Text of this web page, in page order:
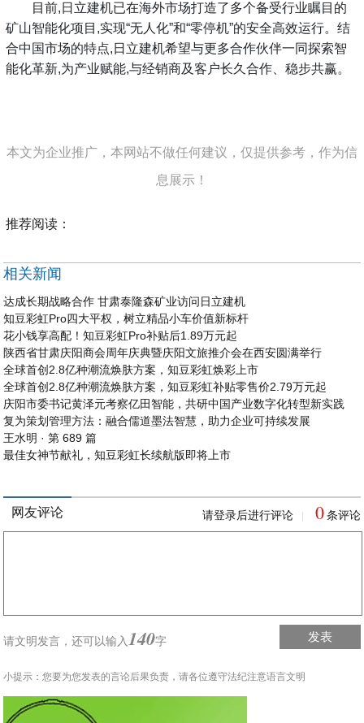
目前,日立建机已在海外市场打造了多个备受行业瞩目的
矿山智能化项目,实现“无人化”和“零停机”的安全高效运行。结
合中国市场的特点,日立建机希望与更多合作伙伴一同探索智
能化革新,为产业赋能,与经销商及客户长久合作、稳步共赢。
本文为企业推广，本网站不做任何建议，仅提供参考，作为信
息展示！
推荐阅读：
相关新闻
达成长期战略合作 甘肃泰隆森矿业访问日立建机
知豆彩虹Pro四大平权，树立精品小车价值新标杆
花小钱享高配！知豆彩虹Pro补贴后1.89万元起
陕西省甘肃庆阳商会周年庆典暨庆阳文旅推介会在西安圆满举行
全球首创2.8亿种潮流焕肤方案，知豆彩虹焕彩上市
全球首创2.8亿种潮流焕肤方案，知豆彩虹补贴零售价2.79万元起
庆阳市委书记黄泽元考察亿田智能，共研中国产业数字化转型新实践
复为策划管理方法：融合儒道墨法智慧，助力企业可持续发展
王水明 · 第 689 篇
最佳女神节献礼，知豆彩虹长续航版即将上市
网友评论 请登录后进行评论 0 条评论
请文明发言，还可以输入 140字 发表
小提示：您要为您发表的言论后果负责，请各位遵守法纪注意语言文明